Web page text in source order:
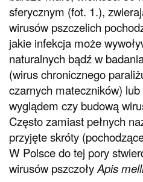
sferycznym (fot. 1.),
wirusów pszczelich
jakie infekcja może
naturalnych bądź w
(wirus chronicznego
czarnych mateczników)
wyglądem czy budową
Często zamiast pełnych
przyjęte skróty
W Polsce do tej pory
wirusów pszczołyApis